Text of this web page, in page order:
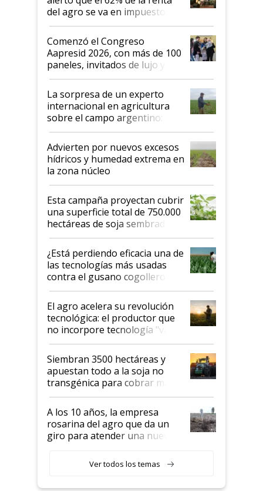
del agro se va en impuestos:
"No es bueno que en
Argentina se sigan discutiendo
las mismas cosas de hace 50
años"
Comenzó el Congreso
Aapresid 2026, con más de 100
paneles, invitados de lujo y
todas las tendencias
La sorpresa de un experto
internacional en agricultura
sobre el campo argentino:
"Estoy muy impresionado"
Advierten por nuevos excesos
hídricos y humedad extrema en
la zona núcleo
Esta campaña proyectan cubrir
una superficie total de 750.000
hectáreas de soja sembradas
con una nueva generación de
variedades que marcan un
salto tecnológico en genética y
rendimiento
¿Está perdiendo eficacia una de
las tecnologías más usadas
contra el gusano cogollero? El
desafío de una tecnología clave
El agro acelera su revolución
tecnológica: el productor que
no incorpore tecnología "va a
perder el tren"
Siembran 3500 hectáreas y
apuestan todo a la soja no
transgénica para cobrar más
por tonelada: compraron un
semillero
A los 10 años, la empresa
rosarina del agro que da un
giro para atender una nueva
Ver todos los temas